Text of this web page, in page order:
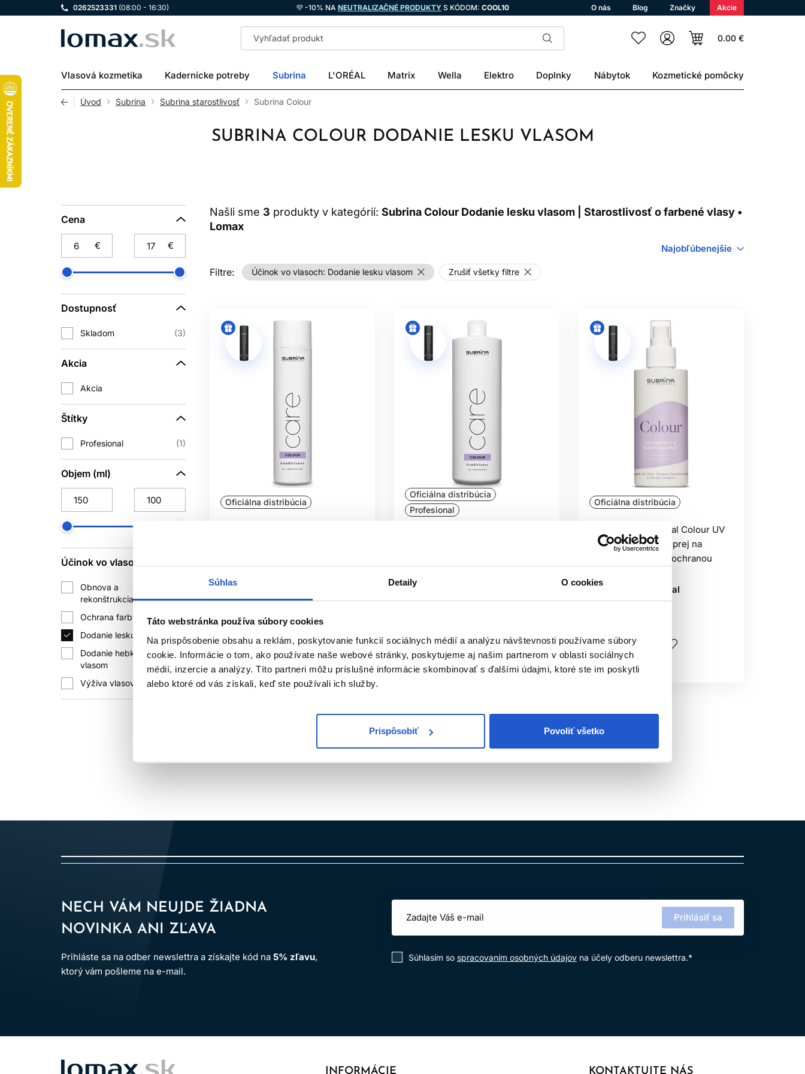
Súhlas Detaily O cookies
Táto webstránka používa súbory cookies
Na prispôsobenie obsahu a reklám, poskytovanie funkcií sociálnych médií a analýzu návštevnosti používame súbory
cookie. Informácie o tom, ako používate naše webové stránky, poskytujeme aj našim partnerom v oblasti sociálnych
médií, inzercie a analýzy. Títo partneri môžu príslušné informácie skombinovať s ďalšími údajmi, ktoré ste im poskytli
alebo ktoré od vás získali, keď ste používali ich služby.
Prispôsobiť Povoliť všetko
0262523331 (08:00 - 16:30) 💜 -10% NA NEUTRALIZAČNÉ PRODUKTY S KÓDOM: COOL10 O nás Blog Značky Akcie
LOMAX 0.00 €
Vlasová kozmetika Kadernícke potreby Subrina L'ORÉAL Matrix Wella Elektro Doplnky Nábytok Kozmetické pomôcky
Úvod Subrina Subrina starostlivosť Subrina Colour
SUBRINA COLOUR DODANIE LESKU VLASOM
Cena
€ €
Dostupnosť
Skladom 3
Akcia
Akcia
Štítky
Profesional 1
Objem (ml)
Účinok vo vlasoch
Obnova a
rekonštrukcia vlasov
Ochrana farby vlasov
+4
Dodanie lesku vlasom
Dodanie hebkosti
vlasom
+1
Výživa vlasov +1
Našli sme 3 produkty v kategórií: Subrina Colour Dodanie lesku vlasom | Starostlivosť o farbené vlasy •
Lomax
Najobľúbenejšie
Filtre: Účinok vo vlasoch: Dodanie lesku vlasom Zrušiť všetky filtre
Oficiálna distribúcia
6.90 €
Kúpiť
Skladom ㅤ
Oficiálna distribúcia
Profesional
Kúpiť
Skladom ㅤ
Oficiálna distribúcia
Subrina Professional Colour UV
Protect & Nourish sprej na
farbené vlasy s UV ochranou
Subrina Professional
Vlasová kozmetika
Kúpiť
Skladom ㅤ
Pozreli ste
NECH VÁM NEUJDE ŽIADNA
NOVINKA ANI ZĽAVA
Prihláste sa na odber newslettra a získajte kód na 5% zľavu,
ktorý vám pošleme na e-mail.
Prihlásiť sa
Súhlasím so spracovaním osobných údajov na účely odberu newslettra.*
LOMAX
KONTAKTUJTE NÁS
INFORMÁCIE